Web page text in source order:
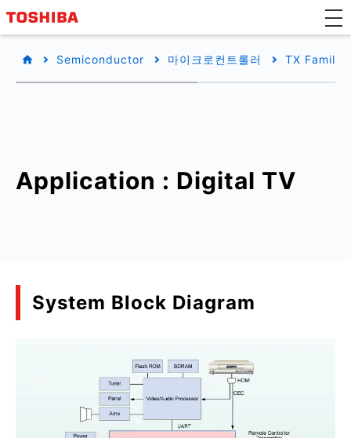
Semiconductor 마이크로컨트롤러 TX Family/
Application : Digital TV
System Block Diagram